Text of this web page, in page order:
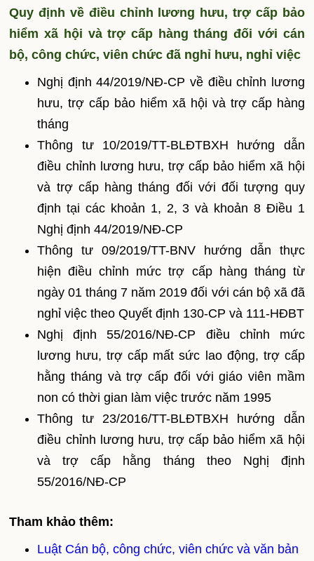
Quy định về điều chỉnh lương hưu, trợ cấp bảo
hiểm xã hội và trợ cấp hàng tháng đối với cán
bộ, công chức, viên chức đã nghỉ hưu, nghỉ việc
Nghị định 44/2019/NĐ-CP về điều chỉnh lương
hưu, trợ cấp bảo hiểm xã hội và trợ cấp hàng
tháng
Thông tư 10/2019/TT-BLĐTBXH hướng dẫn
điều chỉnh lương hưu, trợ cấp bảo hiểm xã hội
và trợ cấp hàng tháng đối với đối tượng quy
định tại các khoản 1, 2, 3 và khoản 8 Điều 1
Nghị định 44/2019/NĐ-CP
Thông tư 09/2019/TT-BNV hướng dẫn thực
hiện điều chỉnh mức trợ cấp hàng tháng từ
ngày 01 tháng 7 năm 2019 đối với cán bộ xã đã
nghỉ việc theo Quyết định 130-CP và 111-HĐBT
Nghị định 55/2016/NĐ-CP điều chỉnh mức
lương hưu, trợ cấp mất sức lao động, trợ cấp
hằng tháng và trợ cấp đối với giáo viên mầm
non có thời gian làm việc trước năm 1995
Thông tư 23/2016/TT-BLĐTBXH hướng dẫn
điều chỉnh lương hưu, trợ cấp bảo hiểm xã hội
và trợ cấp hằng tháng theo Nghị định
55/2016/NĐ-CP
Tham khảo thêm:
Luật Cán bộ, công chức, viên chức và văn bản